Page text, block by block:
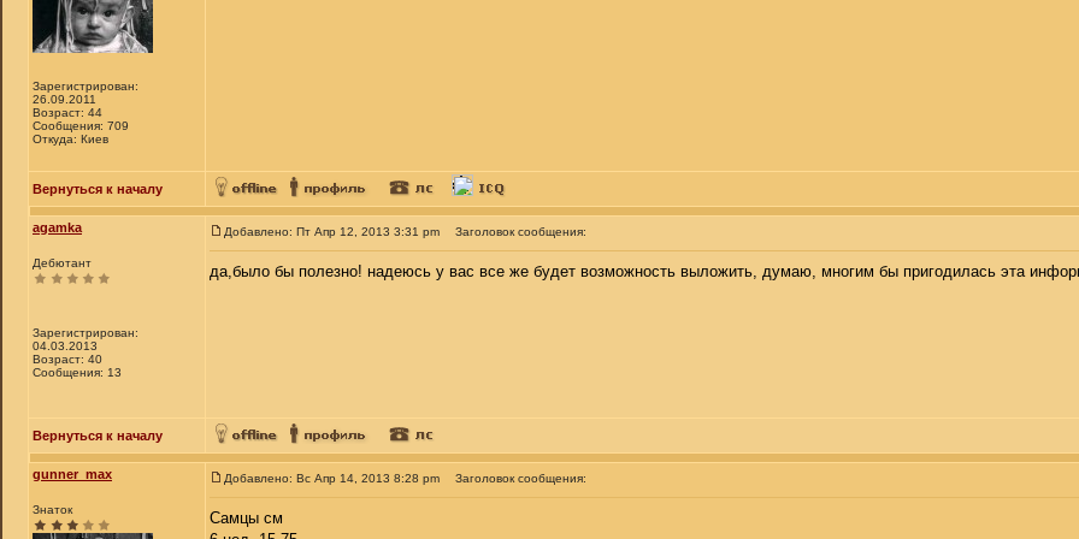
Зарегистрирован:
26.09.2011
Возраст: 44
Сообщения: 709
Откуда: Киев
Вернуться к началу
agamka
Дебютант
Зарегистрирован:
04.03.2013
Возраст: 40
Сообщения: 13
Добавлено: Пт Апр 12, 2013 3:31 pm Заголовок сообщения:
да,было бы полезно! надеюсь у вас все же будет возможность выложить, думаю, многим бы пригодилась эта
Вернуться к началу
gunner_max
Знаток
Добавлено: Вс Апр 14, 2013 8:28 pm Заголовок сообщения:
Самцы см